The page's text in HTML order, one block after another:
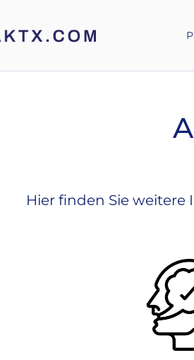
Hier finden Sie weitere